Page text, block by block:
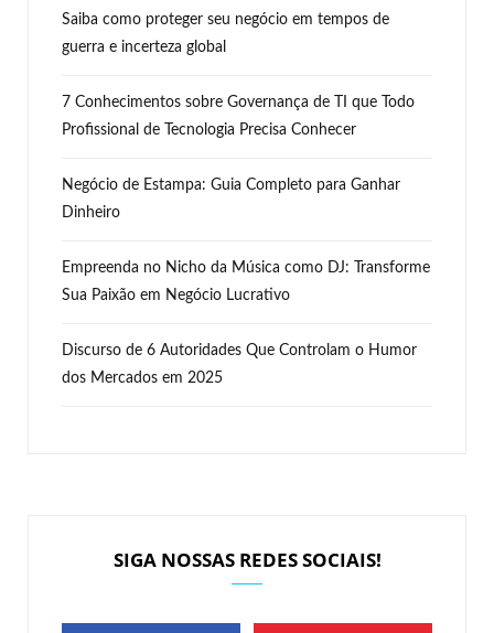
Saiba como proteger seu negócio em tempos de
guerra e incerteza global
7 Conhecimentos sobre Governança de TI que Todo
Profissional de Tecnologia Precisa Conhecer
Negócio de Estampa: Guia Completo para Ganhar
Dinheiro
Empreenda no Nicho da Música como DJ: Transforme
Sua Paixão em Negócio Lucrativo
Discurso de 6 Autoridades Que Controlam o Humor
dos Mercados em 2025
SIGA NOSSAS REDES SOCIAIS!